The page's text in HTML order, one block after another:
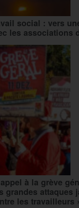
social : vers
les associations
à la grève
grandes attaques
les travailleurs